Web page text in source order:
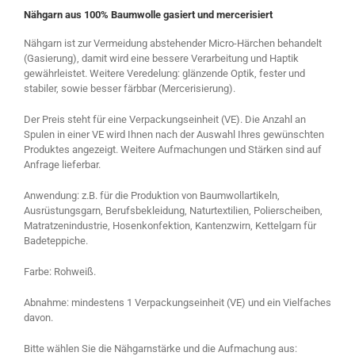
Nähgarn aus 100% Baumwolle gasiert und mercerisiert
Nähgarn ist zur Vermeidung abstehender Micro-Härchen behandelt
(Gasierung), damit wird eine bessere Verarbeitung und Haptik
gewährleistet. Weitere Veredelung: glänzende Optik, fester und
stabiler, sowie besser färbbar (Mercerisierung).
Der Preis steht für eine Verpackungseinheit (VE). Die Anzahl an
Spulen in einer VE wird Ihnen nach der Auswahl Ihres gewünschten
Produktes angezeigt. Weitere Aufmachungen und Stärken sind auf
Anfrage lieferbar.
Anwendung: z.B. für die Produktion von Baumwollartikeln,
Ausrüstungsgarn, Berufsbekleidung, Naturtextilien, Polierscheiben,
Matratzenindustrie, Hosenkonfektion, Kantenzwirn, Kettelgarn für
Badeteppiche.
Farbe: Rohweiß.
Abnahme: mindestens 1 Verpackungseinheit (VE) und ein Vielfaches
davon.
Bitte wählen Sie die Nähgarnstärke und die Aufmachung aus: